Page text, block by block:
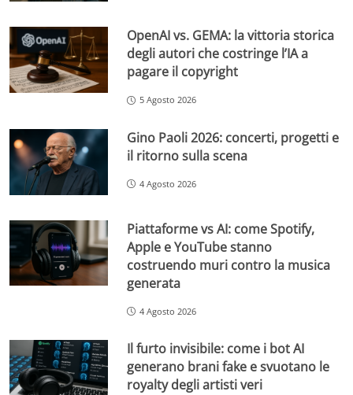
OpenAI vs. GEMA: la vittoria storica
degli autori che costringe l’IA a
pagare il copyright
5 Agosto 2026
Gino Paoli 2026: concerti, progetti e
il ritorno sulla scena
4 Agosto 2026
Piattaforme vs AI: come Spotify,
Apple e YouTube stanno
costruendo muri contro la musica
generata
4 Agosto 2026
Il furto invisibile: come i bot AI
generano brani fake e svuotano le
royalty degli artisti veri